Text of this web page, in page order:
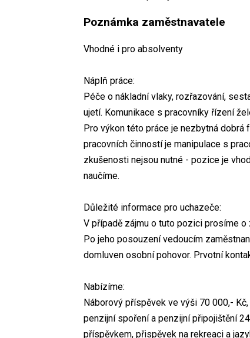
Poznámka zaměstnavatele
Vhodné i pro absolventy
Náplň práce:
Péče o nákladní vlaky, rozřazování,
ujetí. Komunikace s pracovníky řízení
Pro výkon této práce je nezbytná
pracovních činností je manipulace s
zkušenosti nejsou nutné - pozice je
naučíme.
Důležité informace pro uchazeče:
V případě zájmu o tuto pozici prosíme o
Po jeho posouzení vedoucím
domluven osobní pohovor. Prvotní
Nabízíme:
Náborový příspěvek ve výši 70 000,-
penzijní spoření a penzijní připojištění
příspěvkem, přispěvek na rekreaci a